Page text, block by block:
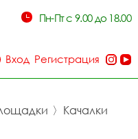
Пн-Пт с 9.00 до 18.00
Вход Регистрация
〉 Качалки